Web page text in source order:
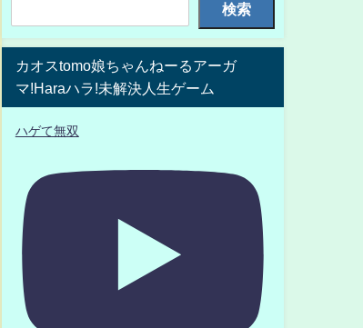
検索
カオスtomo娘ちゃんねーるアーガ
マ!Haraハラ!未解決人生ゲーム
ハゲて無双